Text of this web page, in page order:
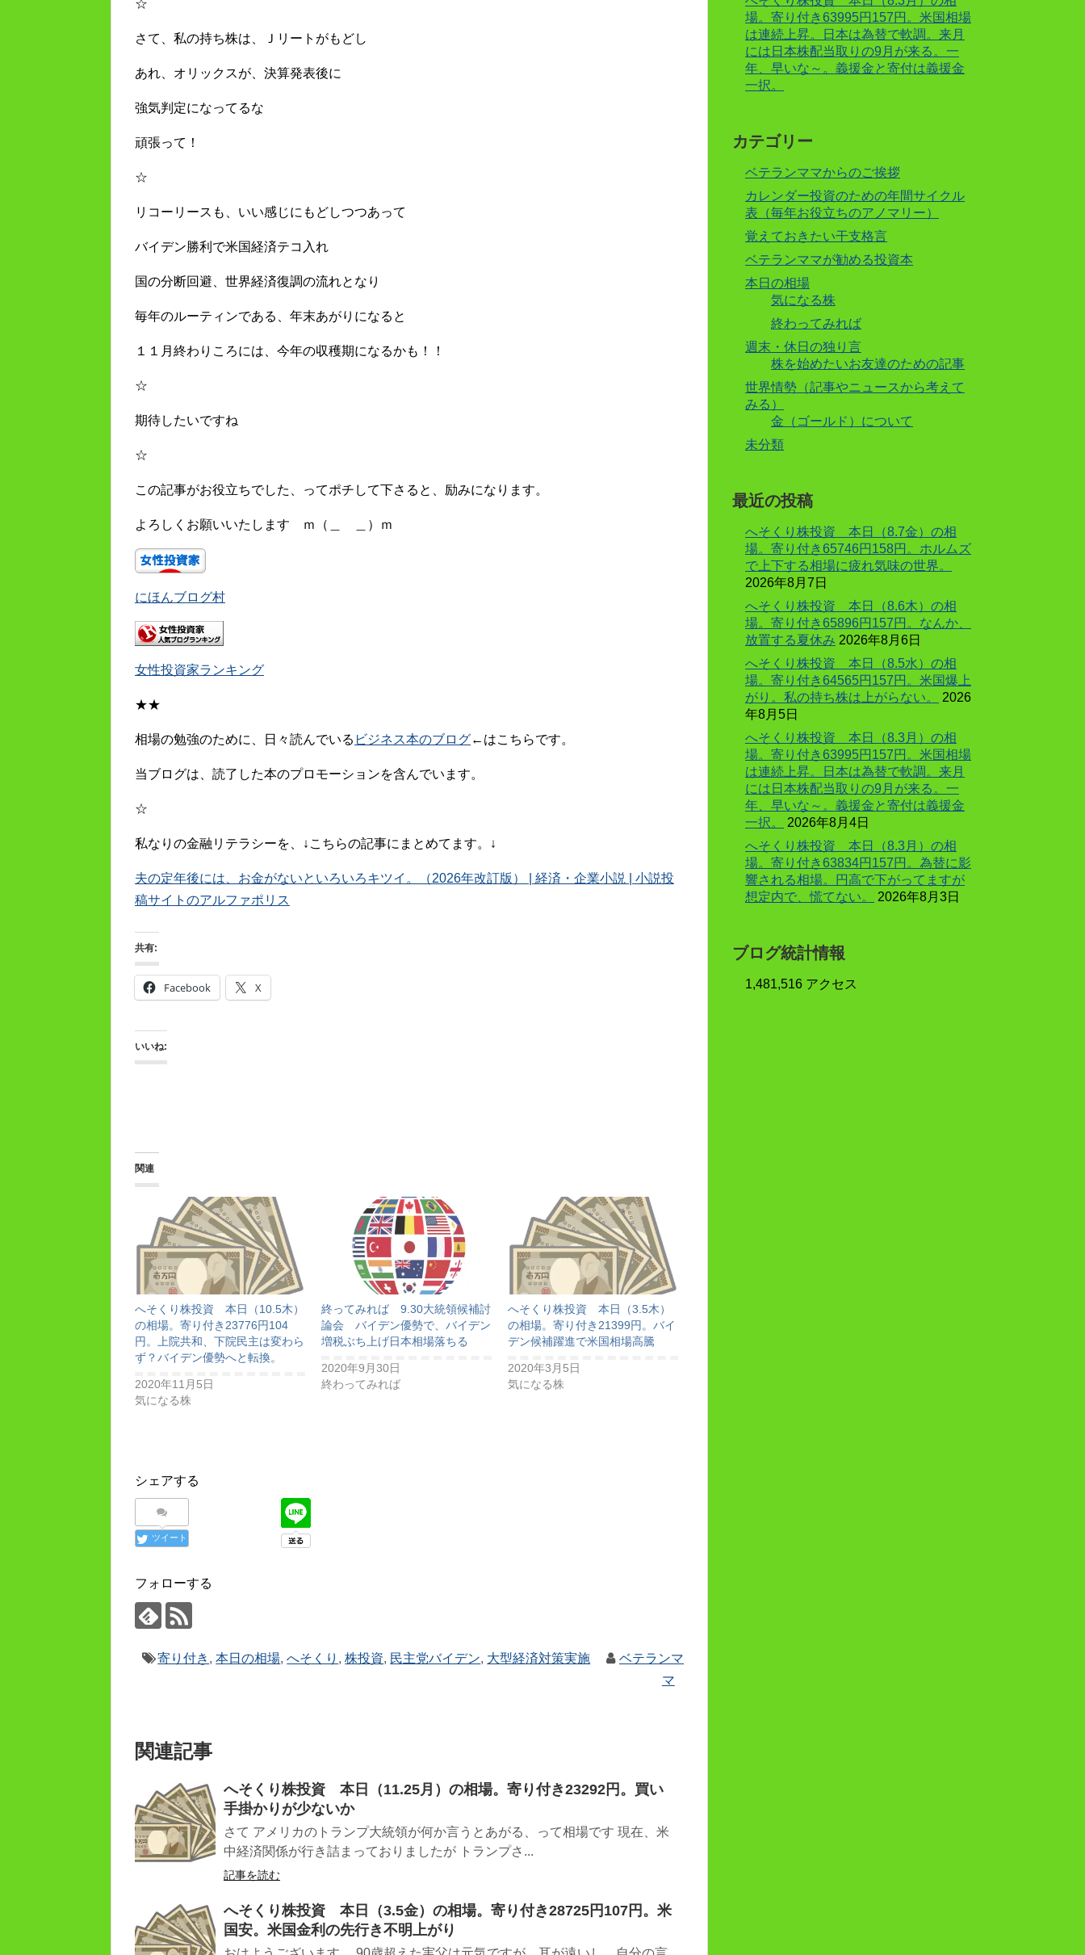
☆
さて、私の持ち株は、Ｊリートがもどし
あれ、オリックスが、決算発表後に
強気判定になってるな
頑張って！
☆
リコーリースも、いい感じにもどしつつあって
バイデン勝利で米国経済テコ入れ
国の分断回避、世界経済復調の流れとなり
毎年のルーティンである、年末あがりになると
１１月終わりころには、今年の収穫期になるかも！！
☆
期待したいですね
☆
この記事がお役立ちでした、ってポチして下さると、励みになります。
よろしくお願いいたします ｍ（＿ ＿）ｍ
にほんブログ村
女性投資家ランキング
★★
相場の勉強のために、日々読んでいる ビジネス本のブログ←はこちらです。
当ブログは、読了した本のプロモーションを含んでいます。
☆
私なりの金融リテラシーを、↓こちらの記事にまとめてます。↓
夫の定年後には、お金がないといろいろキツイ。（2026年改訂版） | 経済・企業小説 | 小説投
稿サイトのアルファポリス
共有:
Facebook X
いいね:
関連
へそくり株投資 本日（10.5木）
の相場。寄り付き23776円104
円。上院共和、下院民主は変わら
ず？バイデン優勢へと転換。
2020年11月5日
気になる株
終ってみれば 9.30大統領候補討
論会 バイデン優勢で、バイデン
増税ぶち上げ日本相場落ちる
2020年9月30日
終わってみれば
へそくり株投資 本日（3.5木）
の相場。寄り付き21399円。バイ
デン候補躍進で米国相場高騰
2020年3月5日
気になる株
シェアする
ツイート
フォローする
寄り付き ,本日の相場,へそくり ,株投資, 民主党バイデン, 大型経済対策実施
ベテランマ
マ
関連記事
へそくり株投資 本日（11.25月）の相場。寄り付き23292円。買い
手掛かりが少ないか
さて アメリカのトランプ大統領が何か言うとあがる、って相場です 現在、米
中経済関係が行き詰まっておりましたが トランプさ...
記事を読む
へそくり株投資 本日（3.5金）の相場。寄り付き28725円107円。米
国安。米国金利の先行き不明上がり
場。寄り付き63995円157円。米国相場
は連続上昇。日本は為替で軟調。来月
には日本株配当取りの9月が来る。一
年、早いな～。義援金と寄付は義援金
一択。
カテゴリー
ベテランママからのご挨拶
カレンダー投資のための年間サイクル
表（毎年お役立ちのアノマリー）
覚えておきたい干支格言
ベテランママが勧める投資本
本日の相場
気になる株
終わってみれば
週末・休日の独り言
株を始めたいお友達のための記事
世界情勢（記事やニュースから考えて
みる）
金（ゴールド）について
未分類
最近の投稿
へそくり株投資 本日（8.7金）の相
場。寄り付き65746円158円。ホルムズ
で上下する相場に疲れ気味の世界。
2026年8月7日
へそくり株投資 本日（8.6木）の相
場。寄り付き65896円157円。なんか、
放置する夏休み 2026年8月6日
へそくり株投資 本日（8.5水）の相
場。寄り付き64565円157円。米国爆上
がり。私の持ち株は上がらない。
2026
年8月5日
へそくり株投資 本日（8.3月）の相
場。寄り付き63995円157円。米国相場
は連続上昇。日本は為替で軟調。来月
には日本株配当取りの9月が来る。一
年、早いな～。義援金と寄付は義援金
一択。
2026年8月4日
へそくり株投資 本日（8.3月）の相
場。寄り付き63834円157円。為替に影
響される相場。円高で下がってますが
想定内で、慌てない。
2026年8月3日
ブログ統計情報
1,481,516 アクセス